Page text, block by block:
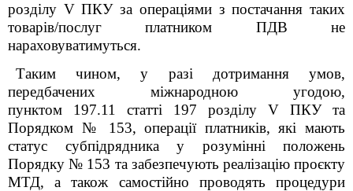
розділу VПКУ за операціями з постачання таких
товарів/послуг платником ПДВ не
нараховуватимуться.
Таким чином, у разі дотримання умов,
передбачених міжнародною угодою,
пунктом 197.11 статті 197 розділу V ПКУ та
Порядком № 153, операції платників, які мають
статус субпідрядника у розумінні положень
Порядку № 153 та забезпечують реалізацію проєкту
МТД, а також самостійно проводять процедури